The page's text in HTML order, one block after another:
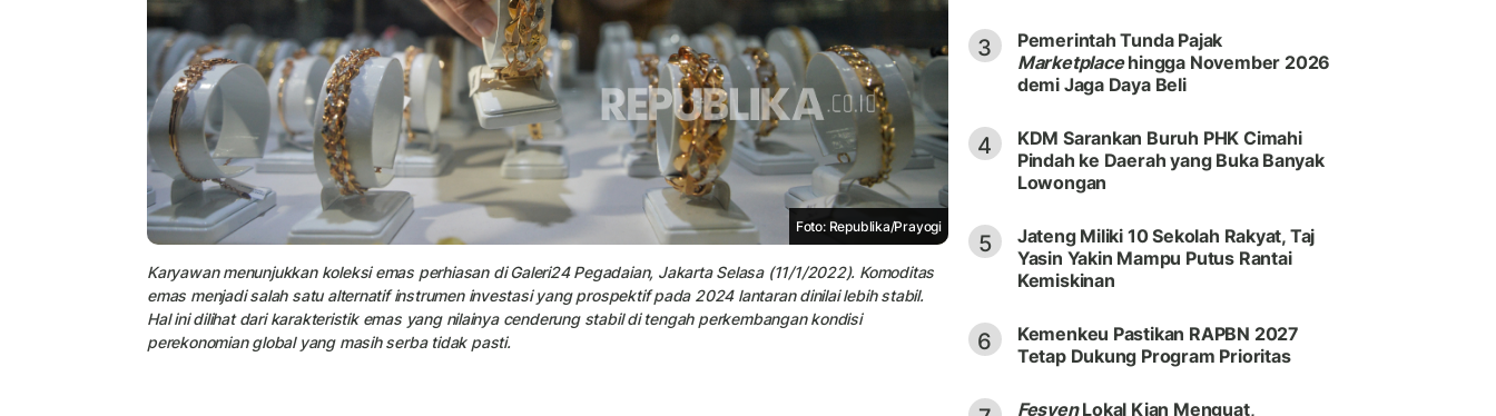
Foto: Republika/Prayogi
Karyawan menunjukkan koleksi emas perhiasan di Galeri24 Pegadaian, Jakarta Selasa (11/1/2022). Komoditas
emas menjadi salah satu alternatif instrumen investasi yang prospektif pada 2024 lantaran dinilai lebih stabil.
Hal ini dilihat dari karakteristik emas yang nilainya cenderung stabil di tengah perkembangan kondisi
perekonomian global yang masih serba tidak pasti.
3
Pemerintah Tunda Pajak
Marketplacehingga November 2026
demi Jaga Daya Beli
4
KDM Sarankan Buruh PHK Cimahi
Pindah ke Daerah yang Buka Banyak
Lowongan
5
Jateng Miliki 10 Sekolah Rakyat, Taj
Yasin Yakin Mampu Putus Rantai
Kemiskinan
6
Kemenkeu Pastikan RAPBN 2027
Tetap Dukung Program Prioritas
FesyenLokal Kian Menguat,